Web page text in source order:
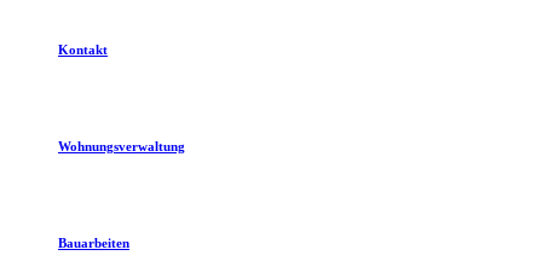
Kontakt
Wohnungsverwaltung
Bauarbeiten